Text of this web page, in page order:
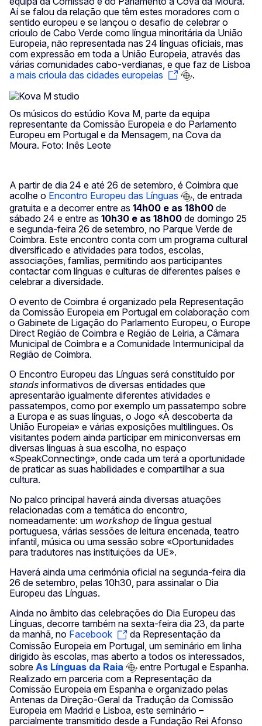
Aí se falou da relação que têm estes moradores com o
sentido europeu e se lançou o desafio de celebrar o
crioulo de Cabo Verde como língua minoritária da União
Europeia, não representada nas 24 línguas oficiais, mas
com expressão em toda a União Europeia, através das
várias comunidades cabo-verdianas, e que faz de Lisboa
a mais crioula das cidades europeias
.
Os músicos do estúdio Kova M, parte da equipa
representante da Comissão Europeia e do Parlamento
Europeu em Portugal e da Mensagem, na Cova da
Moura. Foto: Inês Leote
A partir de dia 24 e até 26 de setembro, é Coimbra que
acolhe o Encontro Europeu das Línguas
, de entrada
gratuita e a decorrer entre as 14h00 e as 18h00 de
sábado 24 e entre as 10h30 e as 18h00 de domingo 25
e segunda-feira 26 de setembro, no Parque Verde de
Coimbra. Este encontro conta com um programa cultural
diversificado e atividades para todos, escolas,
associações, famílias, permitindo aos participantes
contactar com línguas e culturas de diferentes países e
celebrar a diversidade.
O evento de Coimbra é organizado pela Representação
da Comissão Europeia em Portugal em colaboração com
o Gabinete de Ligação do Parlamento Europeu, o Europe
Direct Região de Coimbra e Região de Leiria, a Câmara
Municipal de Coimbra e a Comunidade Intermunicipal da
Região de Coimbra.
O Encontro Europeu das Línguas será constituído por
stands informativos de diversas entidades que
apresentarão igualmente diferentes atividades e
passatempos, como por exemplo um passatempo sobre
a Europa e as suas línguas, o Jogo «À descoberta da
União Europeia» e várias exposições multilingues. Os
visitantes podem ainda participar em miniconversas em
diversas línguas à sua escolha, no espaço
«SpeakConnecting», onde cada um terá a oportunidade
de praticar as suas habilidades e compartilhar a sua
cultura.
No palco principal haverá ainda diversas atuações
relacionadas com a temática do encontro,
nomeadamente: um workshop de língua gestual
portuguesa, várias sessões de leitura encenada, teatro
infantil, música ou uma sessão sobre «Oportunidades
para tradutores nas instituições da UE».
Haverá ainda uma cerimónia oficial na segunda-feira dia
26 de setembro, pelas 10h30, para assinalar o Dia
Europeu das Línguas.
Ainda no âmbito das celebrações do Dia Europeu das
Línguas, decorre também na sexta-feira dia 23, da parte
da manhã, no Facebook
da Representação da
Comissão Europeia em Portugal, um seminário em linha
dirigido às escolas, mas aberto a todos os interessados,
sobre As Línguas da Raia
entre Portugal e Espanha.
Realizado em parceria com a Representação da
Comissão Europeia em Espanha e organizado pelas
Antenas da Direção-Geral da Tradução da Comissão
Europeia em Madrid e Lisboa, este seminário –
parcialmente transmitido desde a Fundação Rei Afonso